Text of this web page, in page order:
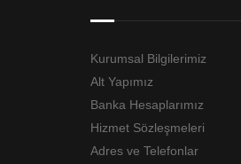
Kurumsal Bilgilerimiz
Alt Yapımız
Banka Hesaplarımız
Hizmet Sözleşmeleri
Adres ve Telefonlar